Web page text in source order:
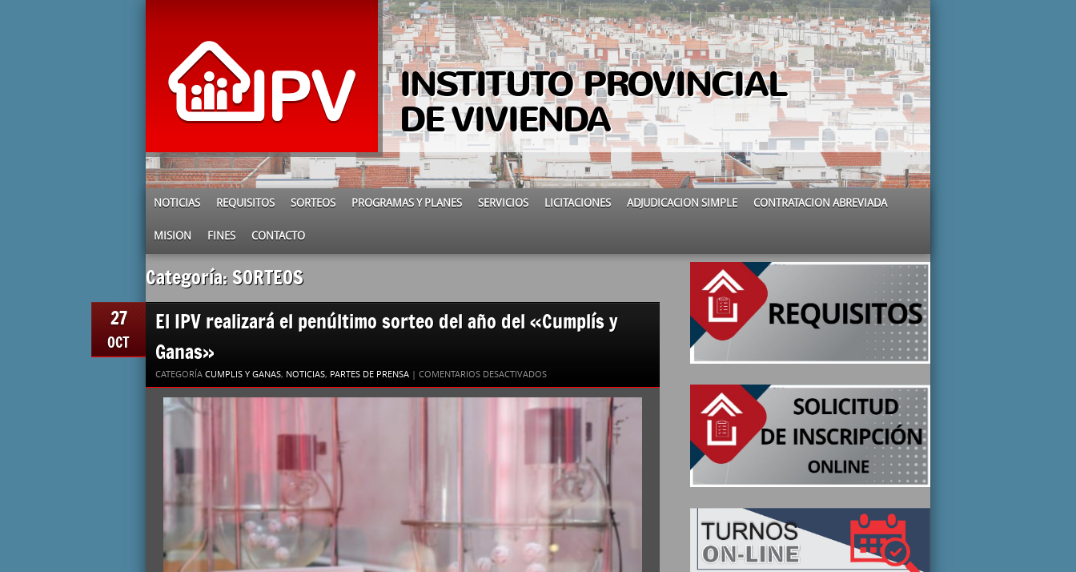
INSTITUTO PROVINCIAL
DE VIVIENDA
NOTICIAS REQUISITOS SORTEOS PROGRAMAS Y PLANES SERVICIOS LICITACIONES ADJUDICACION SIMPLE CONTRATACION ABREVIADA
MISION FINES CONTACTO
Categoría: SORTEOS
27
OCT
El IPV realizará el penúltimo sorteo del año del «Cumplís y
Ganas»
CATEGORÍA CUMPLIS Y GANAS, NOTICIAS, PARTES DE PRENSA | COMENTARIOS DESACTIVADOSEN
EL
IPV
REALIZARÁ
SORTEO
DEL
AÑO
DEL
Y
GANAS»